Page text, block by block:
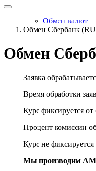
Обмен валют
Обмен Сбербанк
Обмен
Заявка
Время обработки
Курс фиксируется
Процент комиссии
Курс не фиксируется
Мы производим